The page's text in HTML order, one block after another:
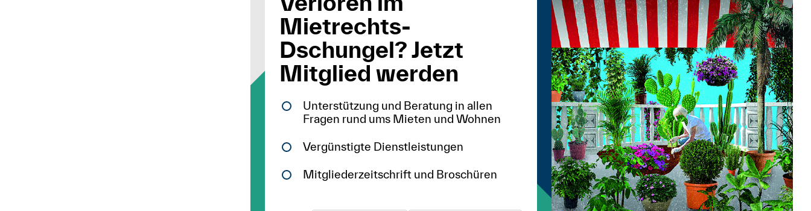
Mietrechts-
Dschungel? Jetzt
Mitglied werden
Unterstützung und Beratung in allen
Fragen rund ums Mieten und Wohnen
Vergünstigte Dienstleistungen
Mitgliederzeitschrift und Broschüren